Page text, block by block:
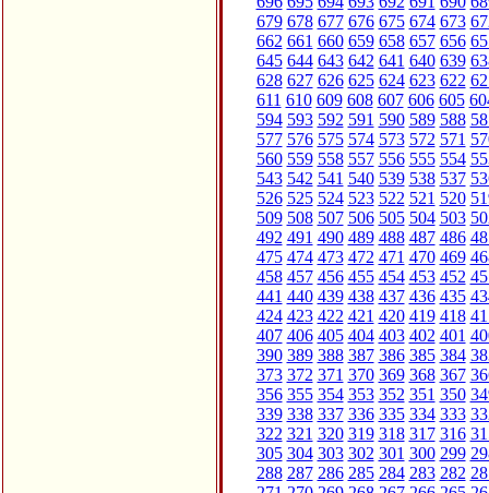
679 678 677 676 675 674 673
662 661 660 659 658 657 656
645 644 643 642 641 640 639
628 627 626 625 624 623 622
611 610 609 608 607 606 605
594 593 592 591 590 589 588
577 576 575 574 573 572 571
560 559 558 557 556 555 554
543 542 541 540 539 538 537
526 525 524 523 522 521 520
509 508 507 506 505 504 503
492 491 490 489 488 487 486
475 474 473 472 471 470 469
458 457 456 455 454 453 452
441 440 439 438 437 436 435
424 423 422 421 420 419 418
407 406 405 404 403 402 401
390 389 388 387 386 385 384
373 372 371 370 369 368 367
356 355 354 353 352 351 350
339 338 337 336 335 334 333
322 321 320 319 318 317 316
305 304 303 302 301 300 299
288 287 286 285 284 283 282